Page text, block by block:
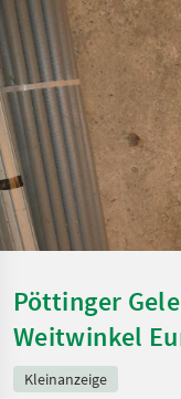
Pöttinger
Weitwinkel
Kleinanzeige